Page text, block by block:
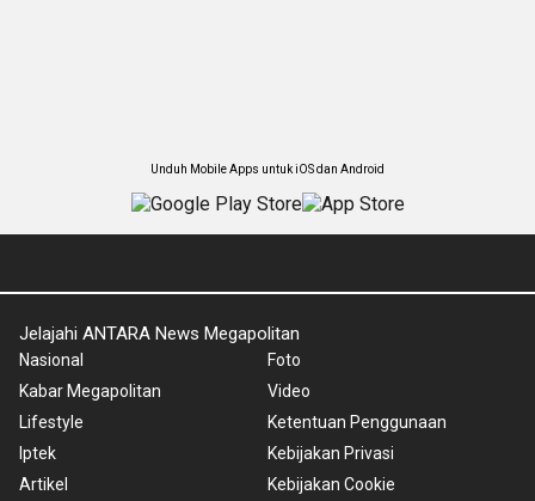
Unduh Mobile Apps untuk iOS dan Android
Jelajahi ANTARA News Megapolitan
Nasional
Kabar Megapolitan
Lifestyle
Iptek
Artikel
Foto
Video
Ketentuan Penggunaan
Kebijakan Privasi
Kebijakan Cookie